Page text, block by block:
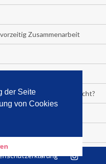
der Seite
von Cookies
Zusammenarbeit
seit 2013 vervierfacht?